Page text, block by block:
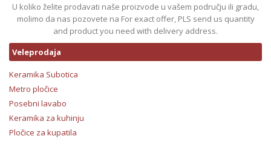
U koliko želite prodavati naše proizvode u vašem području ili gradu,
molimo da nas pozovete na For exact offer, PLS send us quantity
and product you need with delivery address.
Veleprodaja
Keramika Subotica
Metro pločice
Posebni lavabo
Keramika za kuhinju
Pločice za kupatila